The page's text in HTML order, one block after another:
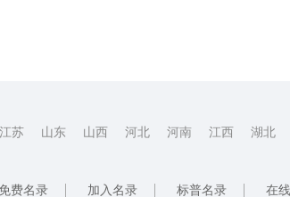
江苏 山东 山西 河北 河南 江西 湖北
免费名录 加入名录 标普名录 在